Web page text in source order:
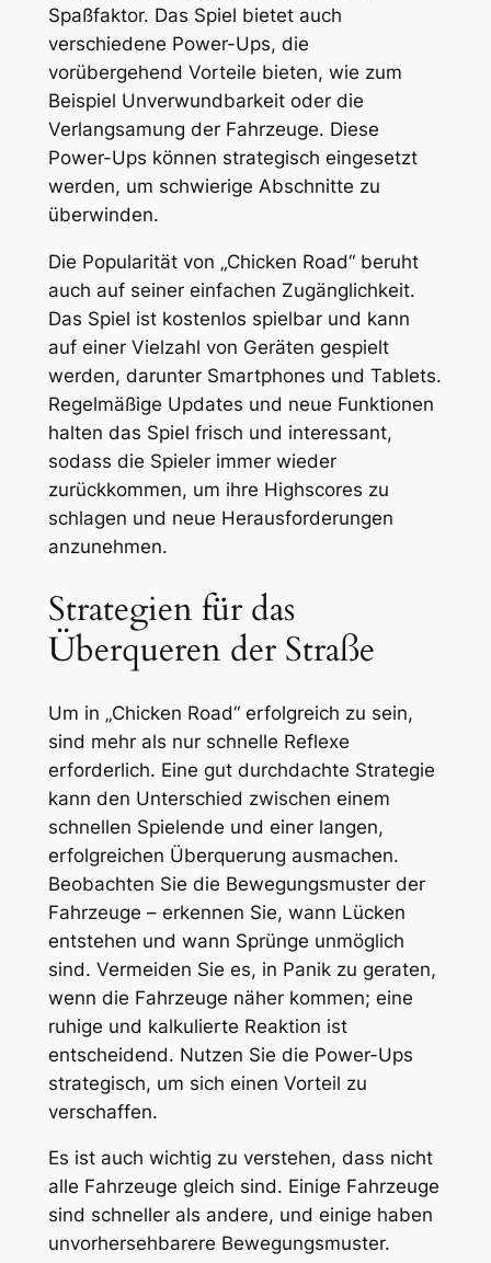
Spaßfaktor. Das Spiel bietet auch
verschiedene Power-Ups, die
vorübergehend Vorteile bieten, wie zum
Beispiel Unverwundbarkeit oder die
Verlangsamung der Fahrzeuge. Diese
Power-Ups können strategisch eingesetzt
werden, um schwierige Abschnitte zu
überwinden.
Die Popularität von „Chicken Road“ beruht
auch auf seiner einfachen Zugänglichkeit.
Das Spiel ist kostenlos spielbar und kann
auf einer Vielzahl von Geräten gespielt
werden, darunter Smartphones und Tablets.
Regelmäßige Updates und neue Funktionen
halten das Spiel frisch und interessant,
sodass die Spieler immer wieder
zurückkommen, um ihre Highscores zu
schlagen und neue Herausforderungen
anzunehmen.
Strategien für das
Überqueren der Straße
Um in „Chicken Road“ erfolgreich zu sein,
sind mehr als nur schnelle Reflexe
erforderlich. Eine gut durchdachte Strategie
kann den Unterschied zwischen einem
schnellen Spielende und einer langen,
erfolgreichen Überquerung ausmachen.
Beobachten Sie die Bewegungsmuster der
Fahrzeuge – erkennen Sie, wann Lücken
entstehen und wann Sprünge unmöglich
sind. Vermeiden Sie es, in Panik zu geraten,
wenn die Fahrzeuge näher kommen; eine
ruhige und kalkulierte Reaktion ist
entscheidend. Nutzen Sie die Power-Ups
strategisch, um sich einen Vorteil zu
verschaffen.
Es ist auch wichtig zu verstehen, dass nicht
alle Fahrzeuge gleich sind. Einige Fahrzeuge
sind schneller als andere, und einige haben
unvorhersehbarere Bewegungsmuster.